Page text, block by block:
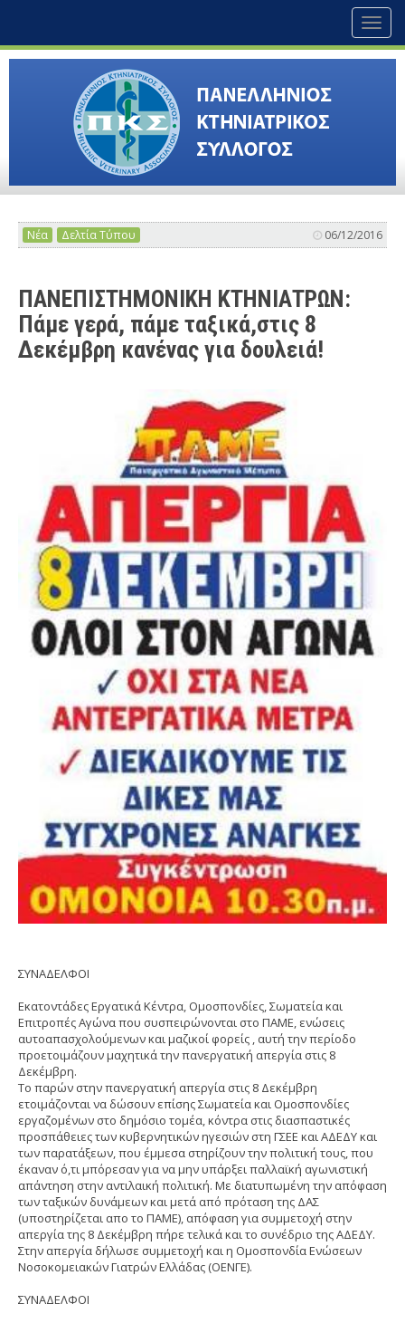
Νέα Δελτία Τύπου 06/12/2016
ΠΑΝΕΠΙΣΤΗΜΟΝΙΚΗ ΚΤΗΝΙΑΤΡΩΝ:
Πάμε γερά, πάμε ταξικά,στις 8
Δεκέμβρη κανένας για δουλειά!
ΣΥΝΑΔΕΛΦΟΙ
Εκατοντάδες Εργατικά Κέντρα, Ομοσπονδίες, Σωματεία και
Επιτροπές Αγώνα που συσπειρώνονται στο ΠΑΜΕ, ενώσεις
αυτοαπασχολούμενων και μαζικοί φορείς , αυτή την περίοδο
προετοιμάζουν μαχητικά την πανεργατική απεργία στις 8
Δεκέμβρη.
Το παρών στην πανεργατική απεργία στις 8 Δεκέμβρη
ετοιμάζονται να δώσουν επίσης Σωματεία και Ομοσπονδίες
εργαζομένων στο δημόσιο τομέα, κόντρα στις διασπαστικές
προσπάθειες των κυβερνητικών ηγεσιών στη ΓΣΕΕ και ΑΔΕΔΥ και
των παρατάξεων, που έμμεσα στηρίζουν την πολιτική τους, που
έκαναν ό,τι μπόρεσαν για να μην υπάρξει παλλαϊκή αγωνιστική
απάντηση στην αντιλαική πολιτική. Με διατυπωμένη την απόφαση
των ταξικών δυνάμεων και μετά από πρόταση της ΔΑΣ
(υποστηρίζεται απο το ΠΑΜΕ), απόφαση για συμμετοχή στην
απεργία της 8 Δεκέμβρη πήρε τελικά και το συνέδριο της ΑΔΕΔΥ.
Στην απεργία δήλωσε συμμετοχή και η Ομοσπονδία Ενώσεων
Νοσοκομειακών Γιατρών Ελλάδας (ΟΕΝΓΕ).
ΣΥΝΑΔΕΛΦΟΙ